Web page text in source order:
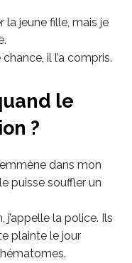
jeune fille, mais je
il l’a compris.
le
?
dans mon
puisse souffler un
la police. Ils
plainte le jour